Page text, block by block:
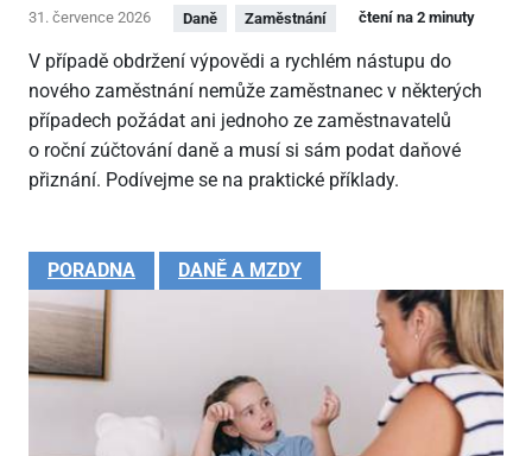
31. července 2026 Daně Zaměstnání čtení na 2 minuty
V případě obdržení výpovědi a rychlém nástupu do
nového zaměstnání nemůže zaměstnanec v některých
případech požádat ani jednoho ze zaměstnavatelů
o roční zúčtování daně a musí si sám podat daňové
přiznání. Podívejme se na praktické příklady.
PORADNA DANĚ A MZDY